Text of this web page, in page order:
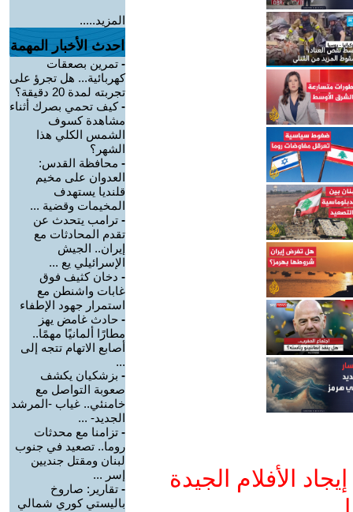
الأفلام الجيدة
المزيد.....
احدث الأخبار المهمة
- تمرين بصعقات
كهربائية... هل تجرؤ على
تجربته لمدة 20 دقيقة؟
-كيف تحمي بصرك أثناء
مشاهدة كسوف
الشمس الكلي هذا
الشهر؟
- محافظة القدس:
العدوان على مخيم
قلنديا يستهدف
المخيمات وقضية ...
- ترامب يتحدث عن
تقدم المحادثات مع
إيران.. الجيش
الإسرائيلي يع ...
- دخان كثيف فوق
غابات واشنطن مع
استمرار جهود الإطفاء
- حادث غامض يهز
مطارًا ألمانيًا مهمًا..
أصابع الاتهام تتجه إلى
...
- بزشكيان يكشف
صعوبة التواصل مع
خامنئي.. غياب -المرشد
الجديد- ...
- تزامنا مع محدثات
روما.. تصعيد في جنوب
لبنان ومقتل جنديين
إسر ...
- تقارير: صاروخ
باليستي كوري شمالي